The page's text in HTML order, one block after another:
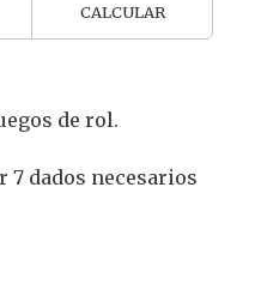
CALCULAR
de rol.
7 dados necesarios